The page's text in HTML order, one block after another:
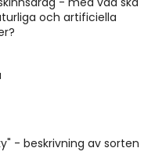
och artificiella
- beskrivning av sorten